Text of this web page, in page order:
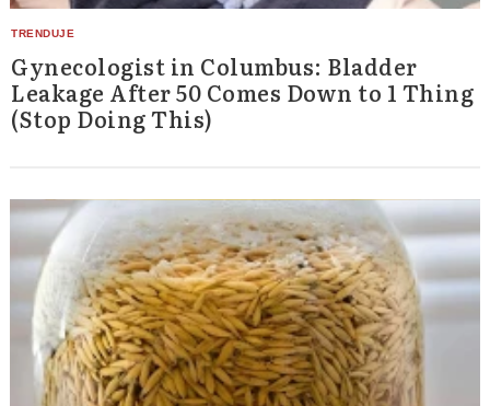
Gynecologist in Columbus: Bladder
Leakage After 50 Comes Down to 1 Thing
(Stop Doing This)